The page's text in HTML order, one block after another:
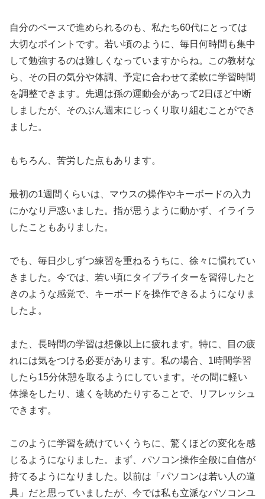
自分のペースで進められるのも、私たち60代にとっては
大切なポイントです。若い頃のように、毎日何時間も集中
して勉強するのは難しくなっていますからね。この教材な
ら、その日の気分や体調、予定に合わせて柔軟に学習時間
を調整できます。先週は孫の運動会があって2日ほど中断
しましたが、そのぶん週末にじっくり取り組むことができ
ました。
もちろん、苦労した点もあります。
最初の1週間くらいは、マウスの操作やキーボードの入力
にかなり戸惑いました。指が思うように動かず、イライラ
したこともありました。
でも、毎日少しずつ練習を重ねるうちに、徐々に慣れてい
きました。今では、若い頃にタイプライターを習得したと
きのような感覚で、キーボードを操作できるようになりま
したよ。
また、長時間の学習は想像以上に疲れます。特に、目の疲
れには気をつける必要があります。私の場合、1時間学習
したら15分休憩を取るようにしています。その間に軽い
体操をしたり、遠くを眺めたりすることで、リフレッシュ
できます。
このように学習を続けていくうちに、驚くほどの変化を感
じるようになりました。まず、パソコン操作全般に自信が
持てるようになりました。以前は「パソコンは若い人の道
具」だと思っていましたが、今では私も立派なパソコンユ